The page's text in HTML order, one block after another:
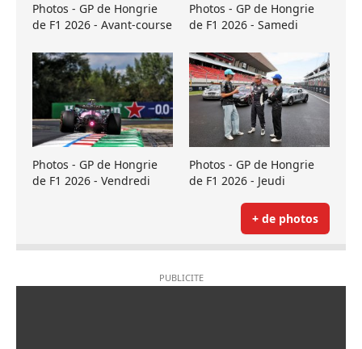
Photos - GP de Hongrie
de F1 2026 - Avant-course
Photos - GP de Hongrie
de F1 2026 - Samedi
Photos - GP de Hongrie
de F1 2026 - Vendredi
Photos - GP de Hongrie
de F1 2026 - Jeudi
+ de photos